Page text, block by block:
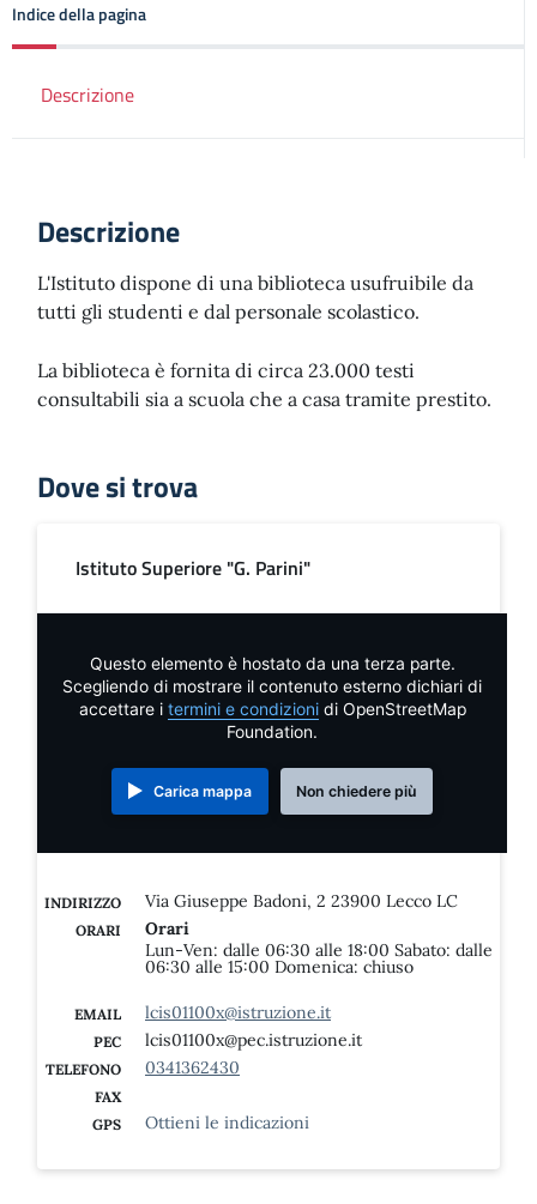
Indice della pagina
Descrizione
Descrizione
L'Istituto dispone di una biblioteca usufruibile da
tutti gli studenti e dal personale scolastico.
La biblioteca è fornita di circa 23.000 testi
consultabili sia a scuola che a casa tramite prestito.
Dove si trova
Istituto Superiore "G. Parini"
Questo elemento è hostato da una terza parte.
Scegliendo di mostrare il contenuto esterno dichiari di
accettare i termini e condizionidi OpenStreetMap
Foundation.
Carica mappa Non chiedere più
INDIRIZZO Via Giuseppe Badoni, 2 23900 Lecco LC
ORARI
Orari
Lun-Ven: dalle 06:30 alle 18:00 Sabato: dalle
06:30 alle 15:00 Domenica: chiuso
EMAIL lcis01100x@istruzione.it
PEC lcis01100x@pec.istruzione.it
TELEFONO 0341362430
FAX
GPS
Ottieni le indicazioni